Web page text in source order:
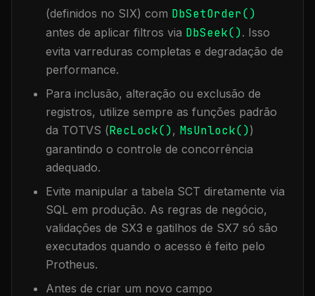
(definidos no SIX) com DbSetOrder()
antes de aplicar filtros via DbSeek(). Isso
evita varreduras completas e degradação de
performance.
Para inclusão, alteração ou exclusão de
registros, utilize sempre as funções padrão
da TOTVS (RecLock(), MsUnlock())
garantindo o controle de concorrência
adequado.
Evite manipular a tabela SCT diretamente via
SQL em produção. As regras de negócio,
validações de SX3 e gatilhos de SX7 só são
executados quando o acesso é feito pelo
Protheus.
Antes de criar um novo campo